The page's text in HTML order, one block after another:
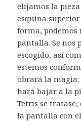
elijamos la pieza
esquina
forma, podemos
pantalla. Se
escogido, así
estemos
obrará la
hará bajar a la
Tetris se
la pantalla con